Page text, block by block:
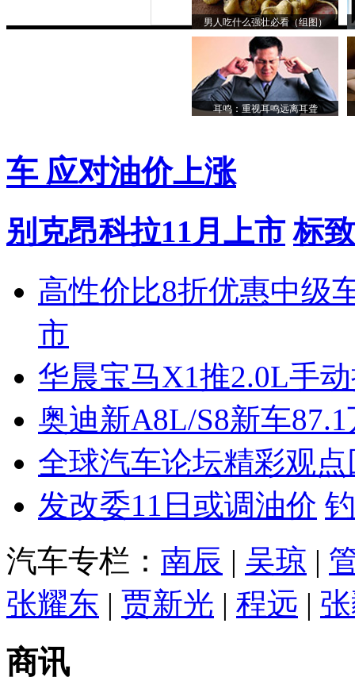
男人吃什么强壮必看（组图）
耳鸣：重视耳鸣远离耳聋
车 应对油价上涨
别克昂科拉11月上市 标
高性价比8折优惠中级
市
华晨宝马X1推2.0L手
奥迪新A8L/S8新车
全球汽车论坛精彩观点
发改委11日或调油价
汽车专栏： 南辰 | 吴琼 |
张耀东 | 贾新光 | 程远 |
商讯